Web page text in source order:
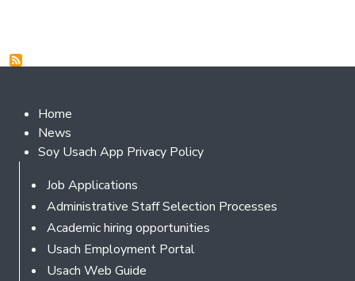
Footer 2
Home
News
Soy Usach App Privacy Policy
Footer
Job Applications
Administrative Staff Selection Processes
Academic hiring opportunities
Usach Employment Portal
Usach Web Guide